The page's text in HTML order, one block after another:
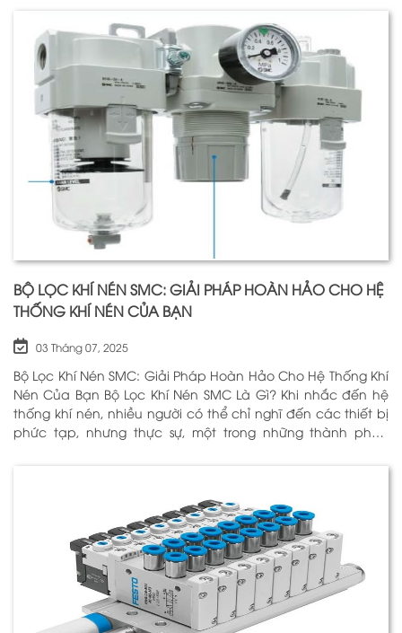
BỘ LỌC KHÍ NÉN SMC: GIẢI PHÁP HOÀN HẢO CHO HỆ
THỐNG KHÍ NÉN CỦA BẠN
03 Tháng 07, 2025
Bộ Lọc Khí Nén SMC: Giải Pháp Hoàn Hảo Cho Hệ Thống Khí
Nén Của Bạn Bộ Lọc Khí Nén SMC Là Gì? Khi nhắc đến hệ
thống khí nén, nhiều người có thể chỉ nghĩ đến các thiết bị
phức tạp, nhưng thực sự, một trong những thành phần